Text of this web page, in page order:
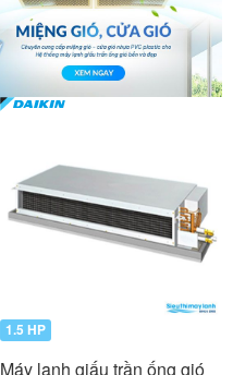
1.5 HP
Máy lạnh giấu trần ống gió